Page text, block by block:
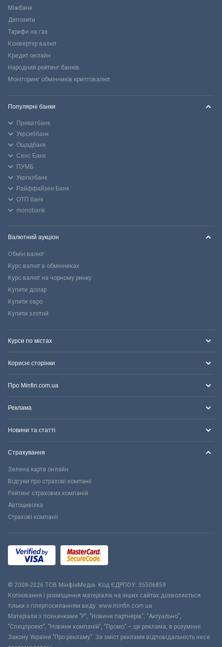
Міжбанк
Депозити
Тарифи на газ
Конвертер валют
Кредит онлайн
Народний рейтинг банків
Моніторинг обмінників криптовалют
Популярні банки
Приватбанк
Укрсиббанк
Ощадбанк
Сенс Банк
ПУМБ
Укргазбанк
Райффайзен Банк
ОТП банк
monobank
Валютний аукціон
Обмін валют
Курс валют в обмінниках
Курс валют на чорному ринку
Купити долар
Купити євро
Купити злотий
Курси по містах
Корисні сторінки
Про Minfin.com.ua
Реклама
Новини та статті
Страхування
Зелена карта онлайн
Відгуки про страхові компанії
Рейтинг страхових компаній
Автоцивілка
Страхові компанії
© 2008-2026 ТОВ МiнфiнМедiа. Код ЄДРПОУ: 35506859
Копіювання і розміщення матеріалів на інших сайтах дозволяється
тільки з гіперпосиланням виду: www.minfin.com.ua
Матеріали з позначками "Р", "Новини партнерів", "Актуально",
"Спецпроект", "Новини компаній", "Промо" – це реклама, в розумінні
Закону України "Про рекламу". За зміст реклами відповідальність несе